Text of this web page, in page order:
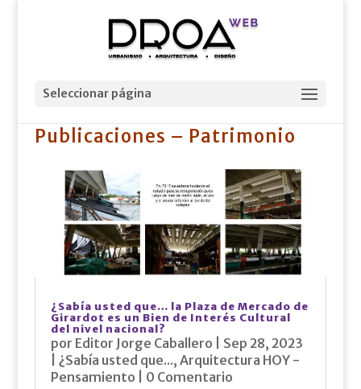
Seleccionar página
Publicaciones – Patrimonio
¿Sabía usted que… la Plaza de Mercado de
Girardot es un Bien de Interés Cultural
del nivel nacional?
por Editor Jorge Caballero
Sep 28, 2023
¿Sabía usted que..., Arquitectura HOY -
Pensamiento | 0 Comentario